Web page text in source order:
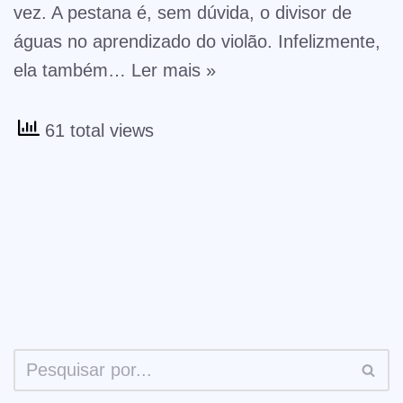
vez. A pestana é, sem dúvida, o divisor de
águas no aprendizado do violão. Infelizmente,
ela também… Ler mais »
61 total views